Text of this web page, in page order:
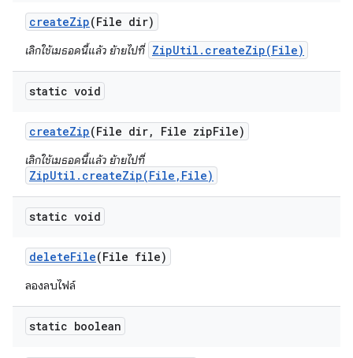
createZip(File dir)
เลิกใช้เมธอดนี้แล้ว ย้ายไปที่ ZipUtil.createZip(File)
static void
createZip(File dir, File zipFile)
เลิกใช้เมธอดนี้แล้ว ย้ายไปที่
ZipUtil.createZip(File,File)
static void
deleteFile(File file)
ลองลบไฟล์
static boolean